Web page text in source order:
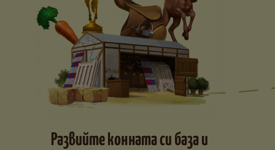
Развийте конната си база и